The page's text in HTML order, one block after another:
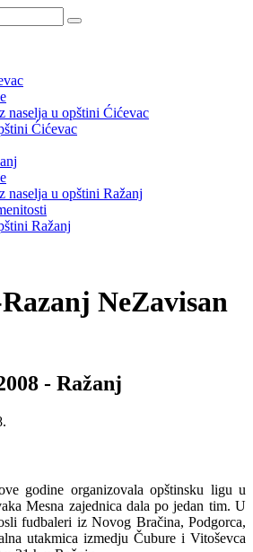
naselja u opštini Ćićevac
Ćićevac
naselja u opštini Ražanj
Ražanj
NeZavisan
- Ražanj
.
godine organizovala opštinsku ligu u
Mesna zajednica dala po jedan tim. U
fudbaleri iz Novog Bračina, Podgorca,
utakmica izmedju Čubure i Vitoševca